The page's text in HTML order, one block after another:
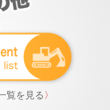
覧を見る 〉